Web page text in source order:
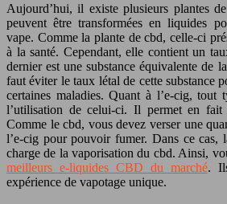
Aujourd’hui, il existe plusieurs plantes
peuvent être transformées en liquides
vape. Comme la plante de cbd, celle-ci
à la santé. Cependant, elle contient un
dernier est une substance équivalente de
faut éviter le taux létal de cette substance
certaines maladies. Quant à l’e-cig, tout
l’utilisation de celui-ci. Il permet en fait
Comme le cbd, vous devez verser une
l’e-cig pour pouvoir fumer. Dans ce cas,
charge de la vaporisation du cbd. Ainsi,
meilleurs e-liquides CBD du marché.
expérience de vapotage unique.